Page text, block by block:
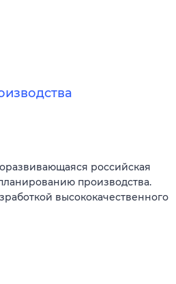
российская
производства.
высококачественного